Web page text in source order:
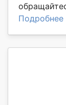
Подробнее